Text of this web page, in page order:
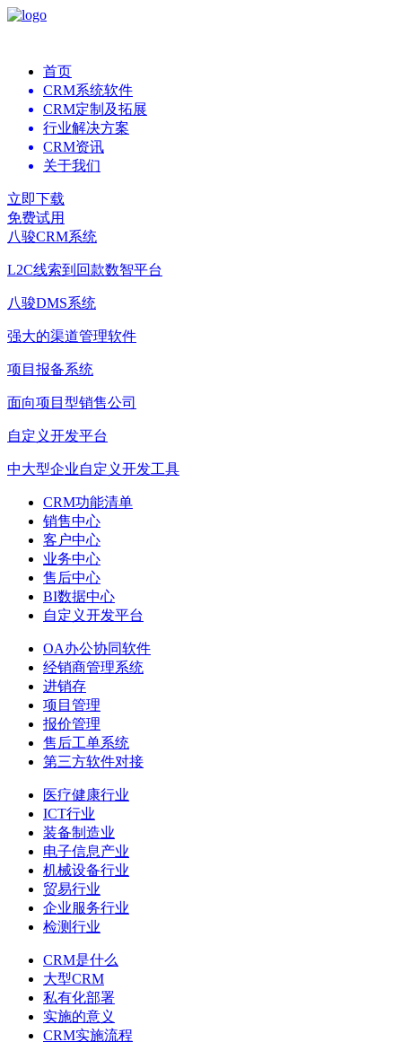
首页
CRM系统软件
CRM定制及拓展
行业解决方案
CRM资讯
关于我们
立即下载
免费试用
八骏CRM系统
L2C线索到回款数智平台
八骏DMS系统
强大的渠道管理软件
项目报备系统
面向项目型销售公司
自定义开发平台
中大型企业自定义开发工具
CRM功能清单
销售中心
客户中心
业务中心
售后中心
BI数据中心
自定义开发平台
OA办公协同软件
经销商管理系统
进销存
项目管理
报价管理
售后工单系统
第三方软件对接
医疗健康行业
ICT行业
装备制造业
电子信息产业
机械设备行业
贸易行业
企业服务行业
检测行业
CRM是什么
大型CRM
私有化部署
实施的意义
CRM实施流程